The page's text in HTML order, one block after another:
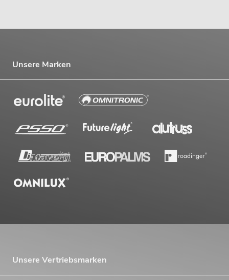
Unsere Marken
Unsere Vertriebsmarken